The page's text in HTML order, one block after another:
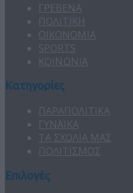
ΓΡΕΒΕΝΑ
ΠΟΛΙΤΙΚΗ
ΟΙΚΟΝΟΜΙΑ
SPORTS
ΚΟΙΝΩΝΙΑ
Κατηγορίες
ΠΑΡΑΠΟΛΙΤΙΚΑ
ΓΥΝΑΙΚΑ
ΤΑ ΣΧΟΛΙΑ ΜΑΣ
ΠΟΛΙΤΙΣΜΟΣ
Επιλογές